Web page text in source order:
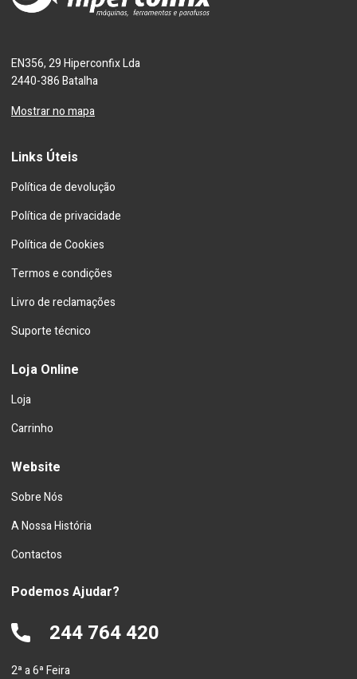
EN356, 29 Hiperconfix Lda
2440-386 Batalha
Mostrar no mapa
Links Úteis
Política de devolução
Política de privacidade
Política de Cookies
Termos e condições
Livro de reclamações
Suporte técnico
Loja Online
Loja
Carrinho
Website
Sobre Nós
A Nossa História
Contactos
Podemos Ajudar?
244 764 420
2ª a 6ª Feira